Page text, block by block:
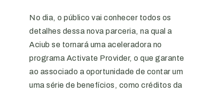
No dia, o público vai conhecer todos os
detalhes dessa nova parceria, na qual a
Aciub se tornará uma aceleradora no
programa Activate Provider, o que garante
ao associado a oportunidade de contar um
uma série de benefícios, como créditos da